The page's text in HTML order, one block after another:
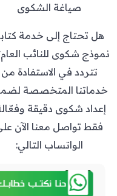
صياغة الشكوى
هل تحتاج إلى خدمة
نموذج شكوى للنائب
تتردد في الاستفادة من
خدماتنا المتخصصة
إعداد شكوى دقيقة
فقط تواصل معنا الآن
الواتساب التالي: